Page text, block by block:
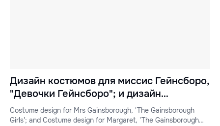
Дизайн костюмов для миссис Гейнсборо,
"Девочки Гейнсборо"; и дизайн
костюмов для Маргарет, "Девочки
Гейнсборо"
Costume design for Mrs Gainsborough, 'The Gainsborough
Girls'; and Costume design for Margaret, 'The Gainsborough